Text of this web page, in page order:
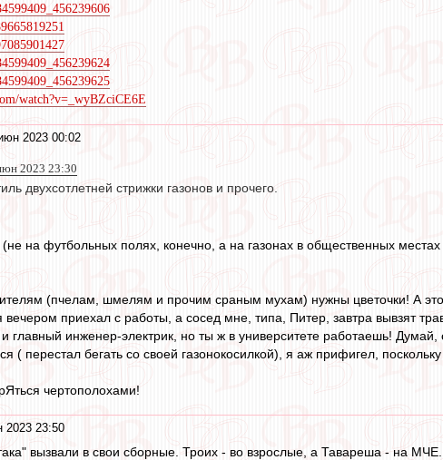
watch?v=_wyBZciCE6E
2023 00:02
2023 23:30
двухсотлетней стрижки газонов и прочего.
(не на футбольных полях, конечно, а на газонах в общественных
(пчелам, шмелям и прочим сраным мухам) нужны цветочки! А это
приехал с работы, а сосед мне, типа, Питер, завтра вывзят
главный инженер-электрик, но ты ж в университете работаешь! Думай,
( перестал бегать со своей газонокосилкой), я аж прифигел,
чертополохами!
2023 23:50
вызвали в свои сборные. Троих - во взрослые, а Тавареша - на МЧЕ.